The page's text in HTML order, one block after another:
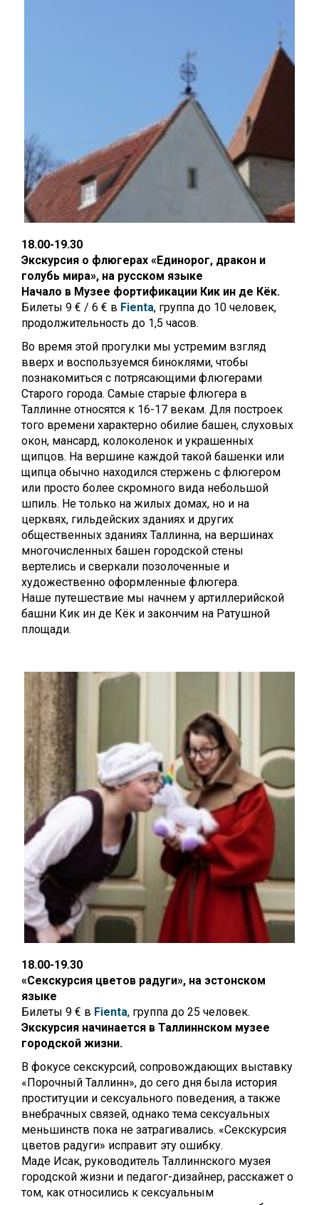
18.00-19.30
Экскурсия о флюгерах «Единорог, дракон и
голубь мира», на русском языке
Начало в Музее фортификации Кик ин де Кёк.
Билеты 9 € / 6 € в Fienta, группа до 10 человек,
продолжительность до 1,5 часов.
Во время этой прогулки мы устремим взгляд
вверх и воспользуемся биноклями, чтобы
познакомиться с потрясающими флюгерами
Старого города. Самые старые флюгера в
Таллинне относятся к 16-17 векам. Для построек
того времени характерно обилие башен, слуховых
окон, мансард, колоколенок и украшенных
щипцов. На вершине каждой такой башенки или
щипца обычно находился стержень с флюгером
или просто более скромного вида небольшой
шпиль. Не только на жилых домах, но и на
церквях, гильдейских зданиях и других
общественных зданиях Таллинна, на вершинах
многочисленных башен городской стены
вертелись и сверкали позолоченные и
художественно оформленные флюгера.
Наше путешествие мы начнем у артиллерийской
башни Кик ин де Кёк и закончим на Ратушной
площади.
18.00-19.30
«Секскурсия цветов радуги», на эстонском
языке
Билеты 9 € в Fienta, группа до 25 человек.
Экскурсия начинается в Таллиннском музее
городской жизни.
В фокусе секскурсий, сопровождающих выставку
«Порочный Таллинн», до сего дня была история
проституции и сексуального поведения, а также
внебрачных связей, однако тема сексуальных
меньшинств пока не затрагивались. «Секскурсия
цветов радуги» исправит эту ошибку.
Маде Исак, руководитель Таллиннского музея
городской жизни и педагог-дизайнер, расскажет о
том, как относились к сексуальным